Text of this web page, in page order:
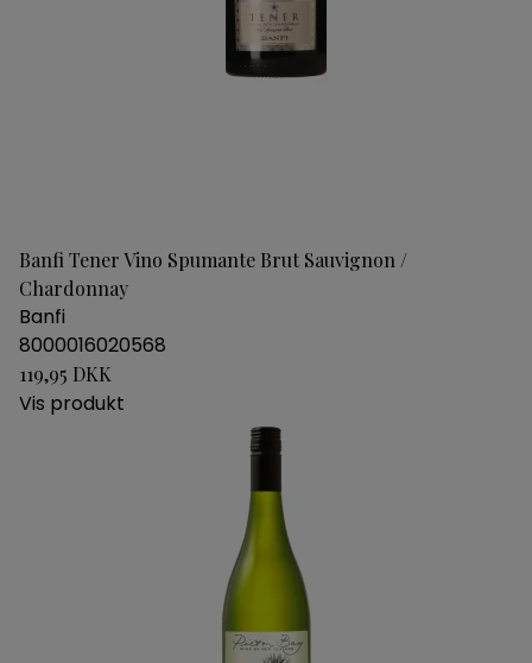
Banfi Tener Vino Spumante Brut Sauvignon /
Chardonnay
Banfi
8000016020568
119,95 DKK
Vis produkt